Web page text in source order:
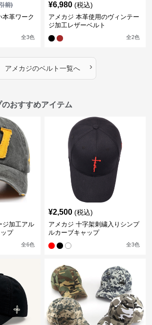
前)
本革ワーク
全3色
¥6,980 (税込)
アメカジ 本革使用のヴィンテー
ジ加工レザーベルト
全2色
アメカジのベルト一覧へ ›
おすすめアイテム
ジ加工アル
プ
全6色
¥2,500 (税込)
アメカジ 十字架刺繍入りシンプ
ルカーブキャップ
全3色